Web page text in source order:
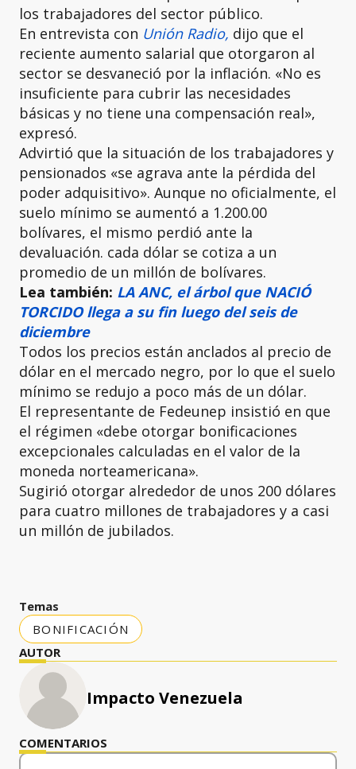
los trabajadores del sector público.
En entrevista con Unión Radio, dijo que el
reciente aumento salarial que otorgaron al
sector se desvaneció por la inflación. «No es
insuficiente para cubrir las necesidades
básicas y no tiene una compensación real»,
expresó.
Advirtió que la situación de los trabajadores y
pensionados «se agrava ante la pérdida del
poder adquisitivo». Aunque no oficialmente, el
suelo mínimo se aumentó a 1.200.00
bolívares, el mismo perdió ante la
devaluación. cada dólar se cotiza a un
promedio de un millón de bolívares.
Lea también: LA ANC, el árbol que NACIÓ
TORCIDO llega a su fin luego del seis de
diciembre
Todos los precios están anclados al precio de
dólar en el mercado negro, por lo que el suelo
mínimo se redujo a poco más de un dólar.
El representante de Fedeunep insistió en que
el régimen «debe otorgar bonificaciones
excepcionales calculadas en el valor de la
moneda norteamericana».
Sugirió otorgar alrededor de unos 200 dólares
para cuatro millones de trabajadores y a casi
un millón de jubilados.
Temas
BONIFICACIÓN
AUTOR
Impacto Venezuela
COMENTARIOS